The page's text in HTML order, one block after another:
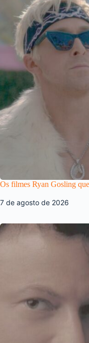
Os filmes Ryan Gosling
7 de agosto de 2026